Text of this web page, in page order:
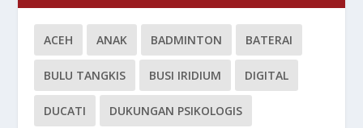
ACEH ANAK BADMINTON BATERAI
BULU TANGKIS BUSI IRIDIUM DIGITAL
DUCATI DUKUNGAN PSIKOLOGIS